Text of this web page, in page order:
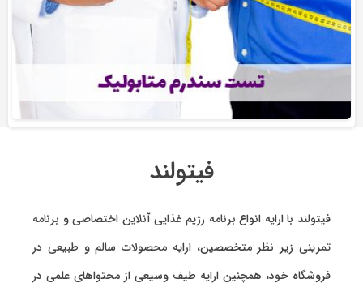
فیتولند
فیتولند با ارایه انواع برنامه رژیم غذایی آنلاین اختصاصیو برنامه
تمرینیزیر نظر متخصصین، ارایه محصولات سالم و طبیعی در
فروشگاه خود، همچنین ارایه طیف وسیعی از محتواهای علمی در